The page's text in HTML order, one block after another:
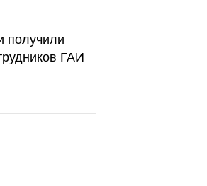
получили
ГАИ